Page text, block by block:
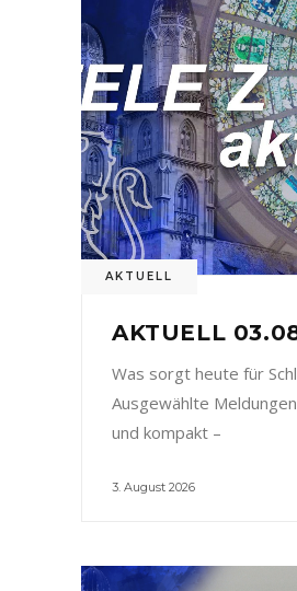
AKTUELL
AKTUELL
Was sorgt heute für
Ausgewählte
und kompakt –
3. August 2026